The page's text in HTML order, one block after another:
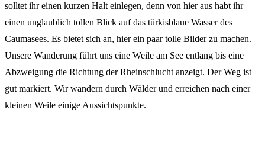
solltet ihr einen kurzen Halt einlegen, denn von hier aus habt ihr
einen unglaublich tollen Blick auf das türkisblaue Wasser des
Caumasees. Es bietet sich an, hier ein paar tolle Bilder zu machen.
Unsere Wanderung führt uns eine Weile am See entlang bis eine
Abzweigung die Richtung der Rheinschlucht anzeigt. Der Weg ist
gut markiert. Wir wandern durch Wälder und erreichen nach einer
kleinen Weile einige Aussichtspunkte.